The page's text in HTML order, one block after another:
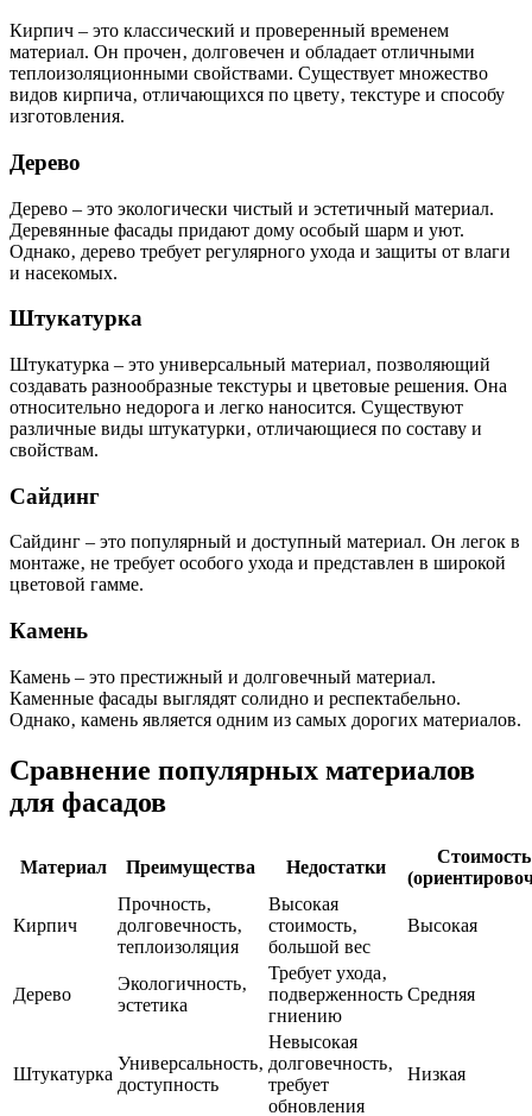
Кирпич – это классический и проверенный временем
материал. Он прочен‚ долговечен и обладает отличными
теплоизоляционными свойствами. Существует множество
видов кирпича‚ отличающихся по цвету‚ текстуре и способу
изготовления.
Дерево
Дерево – это экологически чистый и эстетичный материал.
Деревянные фасады придают дому особый шарм и уют.
Однако‚ дерево требует регулярного ухода и защиты от влаги
и насекомых.
Штукатурка
Штукатурка – это универсальный материал‚ позволяющий
создавать разнообразные текстуры и цветовые решения. Она
относительно недорога и легко наносится. Существуют
различные виды штукатурки‚ отличающиеся по составу и
свойствам.
Сайдинг
Сайдинг – это популярный и доступный материал. Он легок в
монтаже‚ не требует особого ухода и представлен в широкой
цветовой гамме.
Камень
Камень – это престижный и долговечный материал.
Каменные фасады выглядят солидно и респектабельно.
Однако‚ камень является одним из самых дорогих материалов.
Сравнение популярных материалов
для фасадов
Материал Преимущества Недостатки
Стоимость
Кирпич
Прочность‚
долговечность‚
теплоизоляция
Высокая
стоимость‚
большой вес
Высокая
Дерево
Экологичность‚
эстетика
Требует ухода‚
подверженность
гниению
Средняя
Штукатурка
Универсальность‚
доступность
Невысокая
долговечность‚
требует
обновления
Низкая